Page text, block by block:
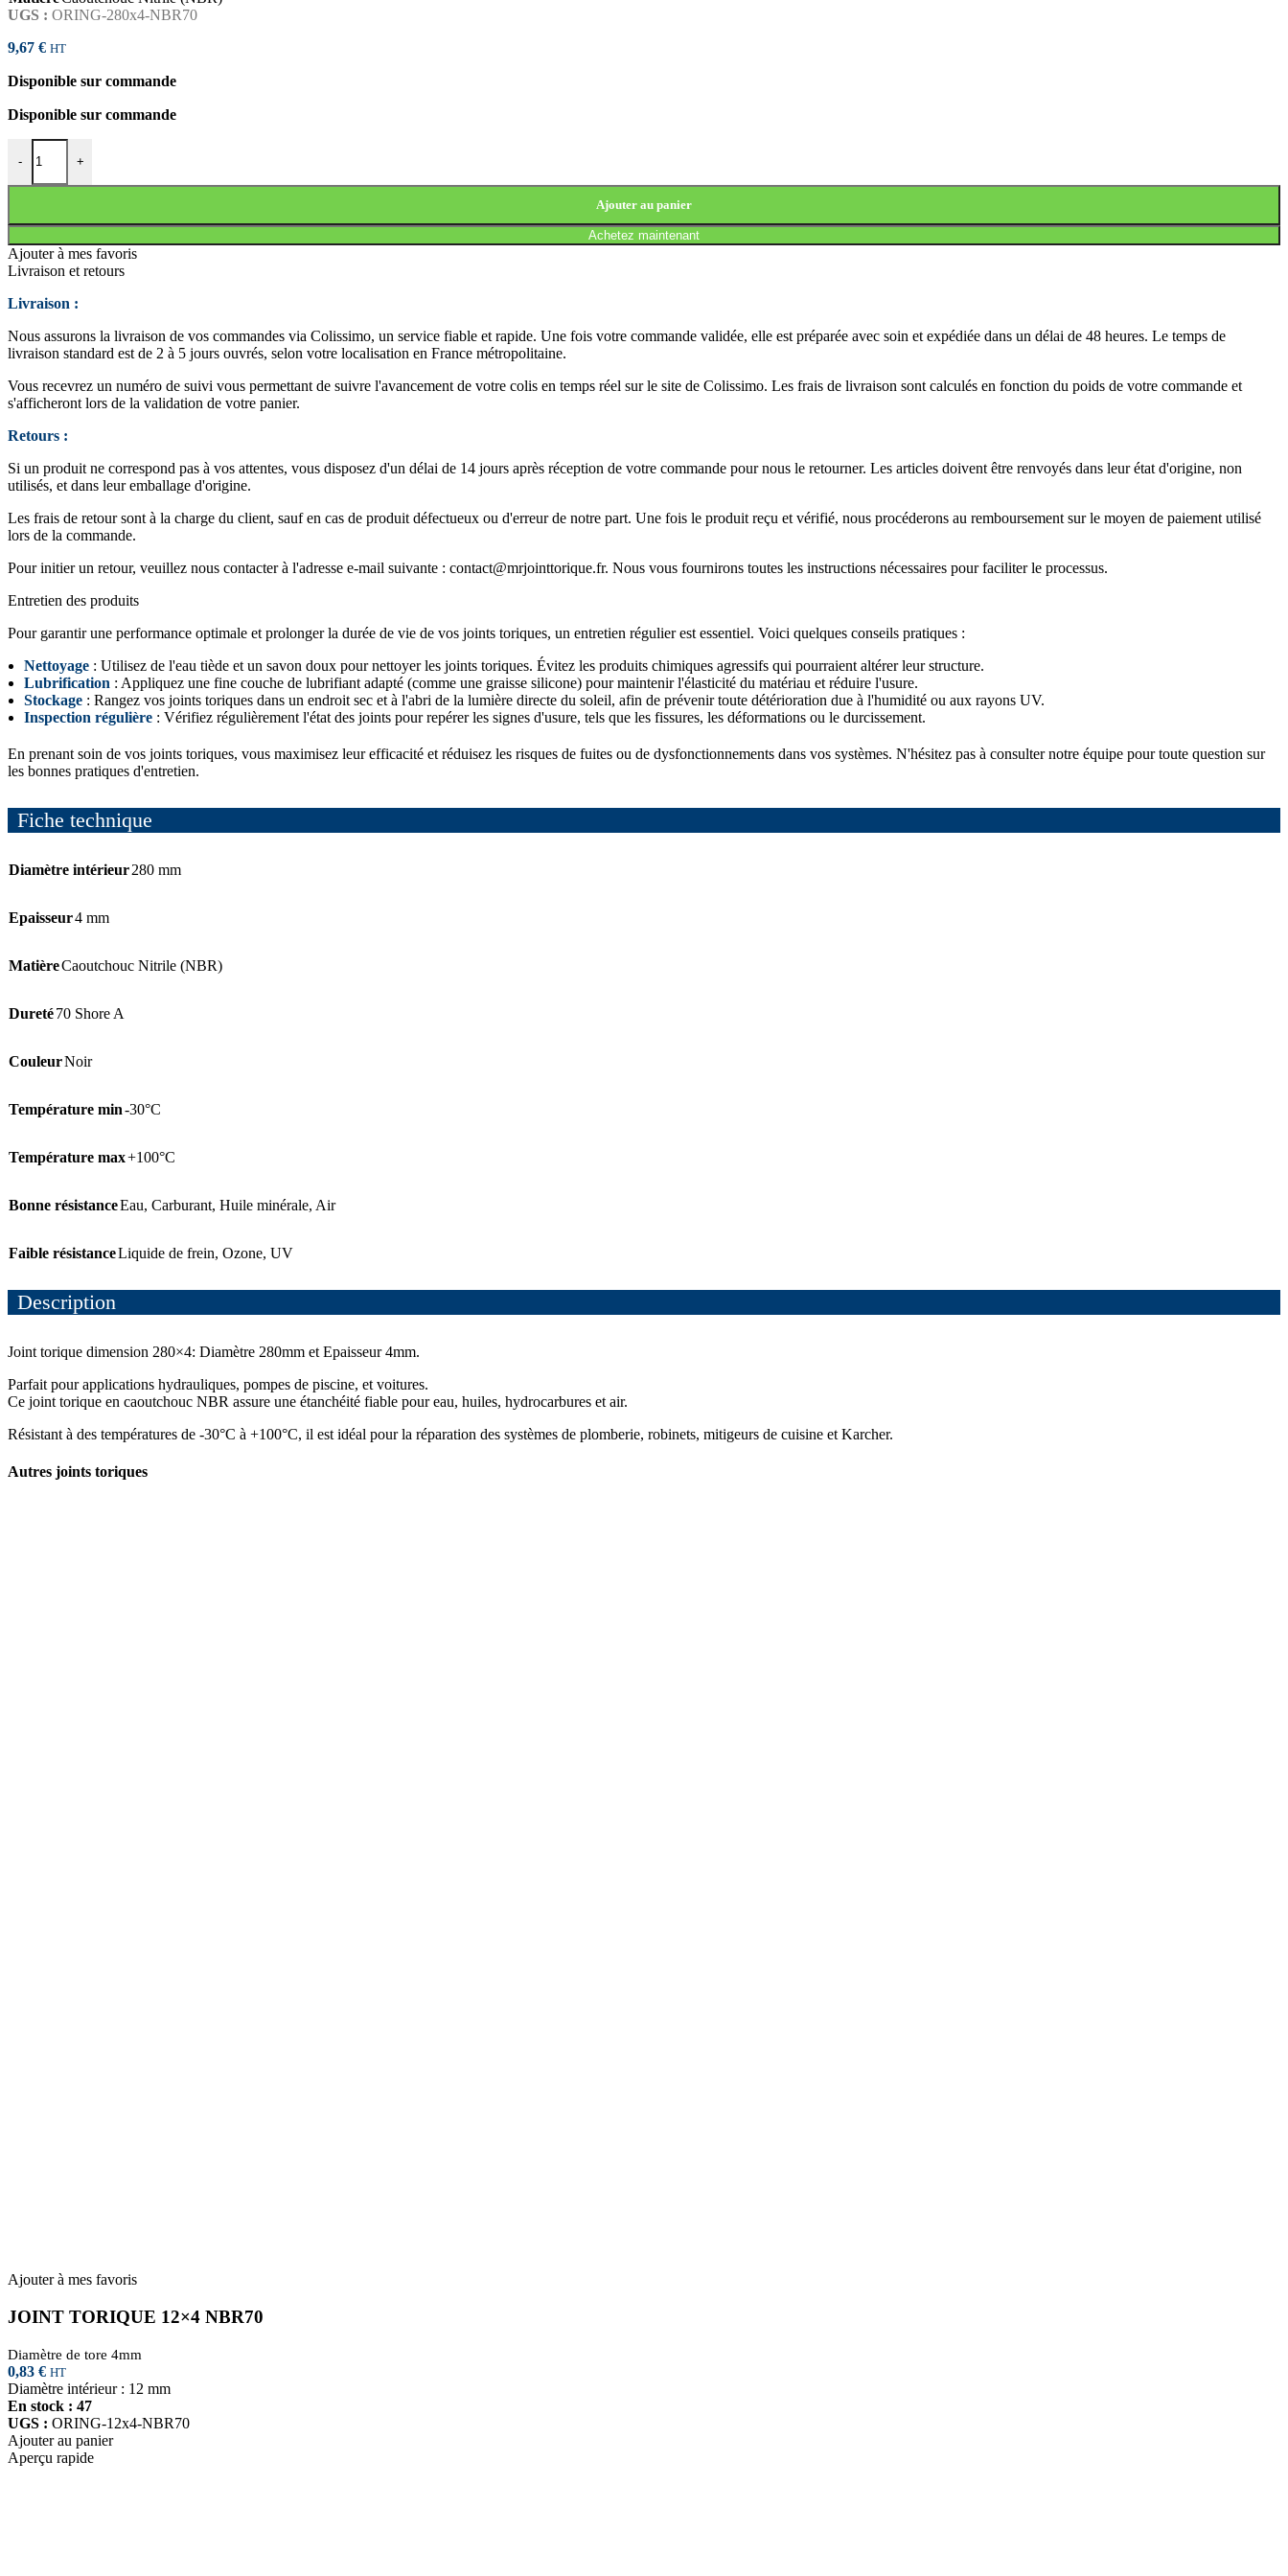
UGS : ORING-280x4-NBR70
9,67 € HT
Disponible sur commande
Disponible sur commande
-
quantité de JOINT TORIQUE 280x4 NBR70
+
Ajouter au panier
Achetez maintenant
Ajouter à mes favoris
Livraison et retours
Livraison :
Nous assurons la livraison de vos commandes via Colissimo, un service fiable et rapide. Une fois votre commande validée, elle est préparée avec soin et expédiée dans un délai de 48 heures. Le temps de
livraison standard est de 2 à 5 jours ouvrés, selon votre localisation en France métropolitaine.
Vous recevrez un numéro de suivi vous permettant de suivre l'avancement de votre colis en temps réel sur le site de Colissimo. Les frais de livraison sont calculés en fonction du poids de votre commande et
s'afficheront lors de la validation de votre panier.
Retours :
Si un produit ne correspond pas à vos attentes, vous disposez d'un délai de 14 jours après réception de votre commande pour nous le retourner. Les articles doivent être renvoyés dans leur état d'origine, non
utilisés, et dans leur emballage d'origine.
Les frais de retour sont à la charge du client, sauf en cas de produit défectueux ou d'erreur de notre part. Une fois le produit reçu et vérifié, nous procéderons au remboursement sur le moyen de paiement utilisé
lors de la commande.
Pour initier un retour, veuillez nous contacter à l'adresse e-mail suivante : contact@mrjointtorique.fr. Nous vous fournirons toutes les instructions nécessaires pour faciliter le processus.
Entretien des produits
Pour garantir une performance optimale et prolonger la durée de vie de vos joints toriques, un entretien régulier est essentiel. Voici quelques conseils pratiques :
Nettoyage : Utilisez de l'eau tiède et un savon doux pour nettoyer les joints toriques. Évitez les produits chimiques agressifs qui pourraient altérer leur structure.
Lubrification : Appliquez une fine couche de lubrifiant adapté (comme une graisse silicone) pour maintenir l'élasticité du matériau et réduire l'usure.
Stockage : Rangez vos joints toriques dans un endroit sec et à l'abri de la lumière directe du soleil, afin de prévenir toute détérioration due à l'humidité ou aux rayons UV.
Inspection régulière : Vérifiez régulièrement l'état des joints pour repérer les signes d'usure, tels que les fissures, les déformations ou le durcissement.
En prenant soin de vos joints toriques, vous maximisez leur efficacité et réduisez les risques de fuites ou de dysfonctionnements dans vos systèmes. N'hésitez pas à consulter notre équipe pour toute question sur
les bonnes pratiques d'entretien.
Fiche technique
Diamètre intérieur280 mm
Epaisseur4 mm
MatièreCaoutchouc Nitrile (NBR)
Dureté70 Shore A
CouleurNoir
Température min-30°C
Température max+100°C
Bonne résistanceEau, Carburant, Huile minérale, Air
Faible résistanceLiquide de frein, Ozone, UV
Description
Joint torique dimension 280×4: Diamètre 280mm et Epaisseur 4mm.
Parfait pour applications hydrauliques, pompes de piscine, et voitures.
Ce joint torique en caoutchouc NBR assure une étanchéité fiable pour eau, huiles, hydrocarbures et air.
Résistant à des températures de -30°C à +100°C, il est idéal pour la réparation des systèmes de plomberie, robinets, mitigeurs de cuisine et Karcher.
Autres joints toriques
Ajouter à mes favoris
JOINT TORIQUE 12×4 NBR70
Diamètre de tore 4mm
0,83 € HT
Diamètre intérieur : 12 mm
En stock : 47
UGS : ORING-12x4-NBR70
Ajouter au panier
Aperçu rapide